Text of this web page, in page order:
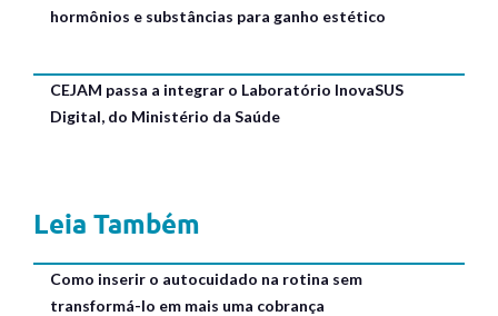
hormônios e substâncias para ganho estético
CEJAM passa a integrar o Laboratório InovaSUS
Digital, do Ministério da Saúde
Leia Também
Como inserir o autocuidado na rotina sem
transformá-lo em mais uma cobrança